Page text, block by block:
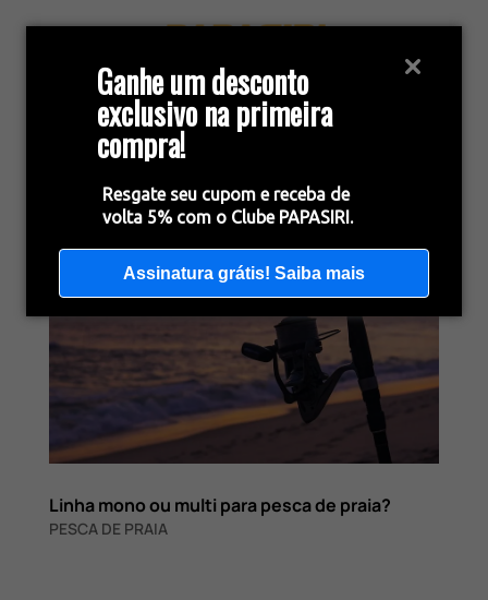
Ganhe um desconto
exclusivo na primeira
compra!
Resgate seu cupom e receba de
volta 5% com o Clube PAPASIRI.
Assinatura grátis! Saiba mais
Linha mono ou multi para pesca de praia?
PESCA DE PRAIA